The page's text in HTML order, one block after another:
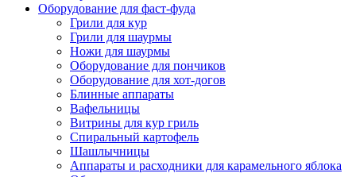
Оборудование для фаст-фуда
Грили для кур
Грили для шаурмы
Ножи для шаурмы
Оборудование для пончиков
Оборудование для хот-догов
Блинные аппараты
Вафельницы
Витрины для кур гриль
Спиральный картофель
Шашлычницы
Аппараты и расходники для карамельного яблока